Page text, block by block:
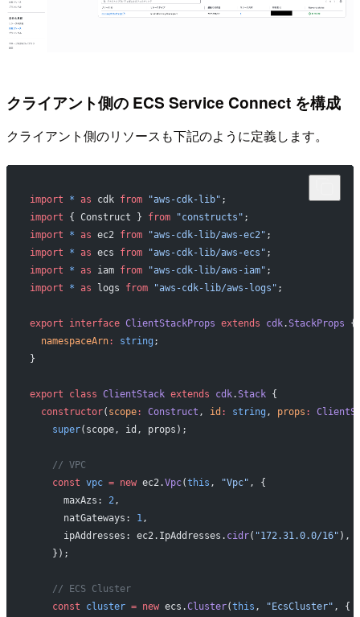
クライアント側の ECS Service Connect を構成
クライアント側のリソースも下記のように定義します。
import * as cdk from "aws-cdk-lib" ;
import { Construct } from "constructs" ;
import * as ec2 from "aws-cdk-lib/aws-ec2" ;
import * as ecs from "aws-cdk-lib/aws-ecs" ;
import * as iam from "aws-cdk-lib/aws-iam" ;
import * as logs from "aws-cdk-lib/aws-logs" ;
export interface ClientStackProps extends cdk.StackProps {
  namespaceArn
: string ;
}
export class ClientStack extends cdk.Stack {
  constructor
( scope: Construct , id : string , props :
    super
(scope, id, props);
    // VPC
    const
vpc = new ec2.Vpc(this , "Vpc" , {
      maxAzs:
2,
      natGateways:
1,
      ipAddresses: ec2.IpAddresses.
cidr( "172.31.0.0/16" ),
    });
    // ECS Cluster
    const
cluster = new ecs.Cluster(this , "EcsCluster" , {